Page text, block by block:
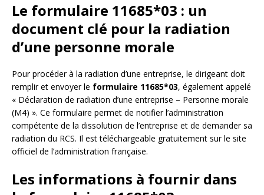
Le formulaire 11685*03 : un
document clé pour la radiation
d’une personne morale
Pour procéder à la radiation d’une entreprise, le dirigeant doit
remplir et envoyer le formulaire 11685*03, également appelé
« Déclaration de radiation d’une entreprise – Personne morale
(M4) ». Ce formulaire permet de notifier l’administration
compétente de la dissolution de l’entreprise et de demander sa
radiation du RCS. Il est téléchargeable gratuitement sur le site
officiel de l’administration française.
Les informations à fournir dans